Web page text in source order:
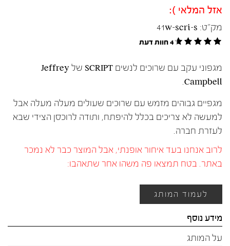
אזל המלאי ):
מק"ט: 41w-scri-s
4 חוות דעת
מגפוני עקב עם שרוכים לנשים SCRIPT של Jeffrey
Campbell.
מגפיים גבוהים מזמש עם שרוכים שעולים מעלה מעלה אבל
למעשה לא צריכים בכלל להיפתח, ותודה לרוכסן הצידי שבא
לעזרת חברה.
לרוב אנחנו בעד איחור אופנתי, אבל המוצר כבר לא נמכר
באתר. בטח תמצאו פה משהו אחר שתאהבו:
לעמוד המותג
מידע נוסף
על המותג